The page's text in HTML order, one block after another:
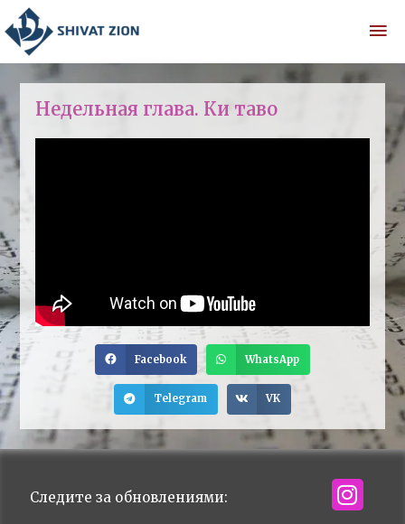
Недельная глава. Ки таво
Facebook WhatsApp
Telegram VK
Следите за обновлениями: